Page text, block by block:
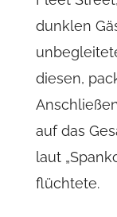
dunklen
diesen,
auf das
laut
flüchtete.